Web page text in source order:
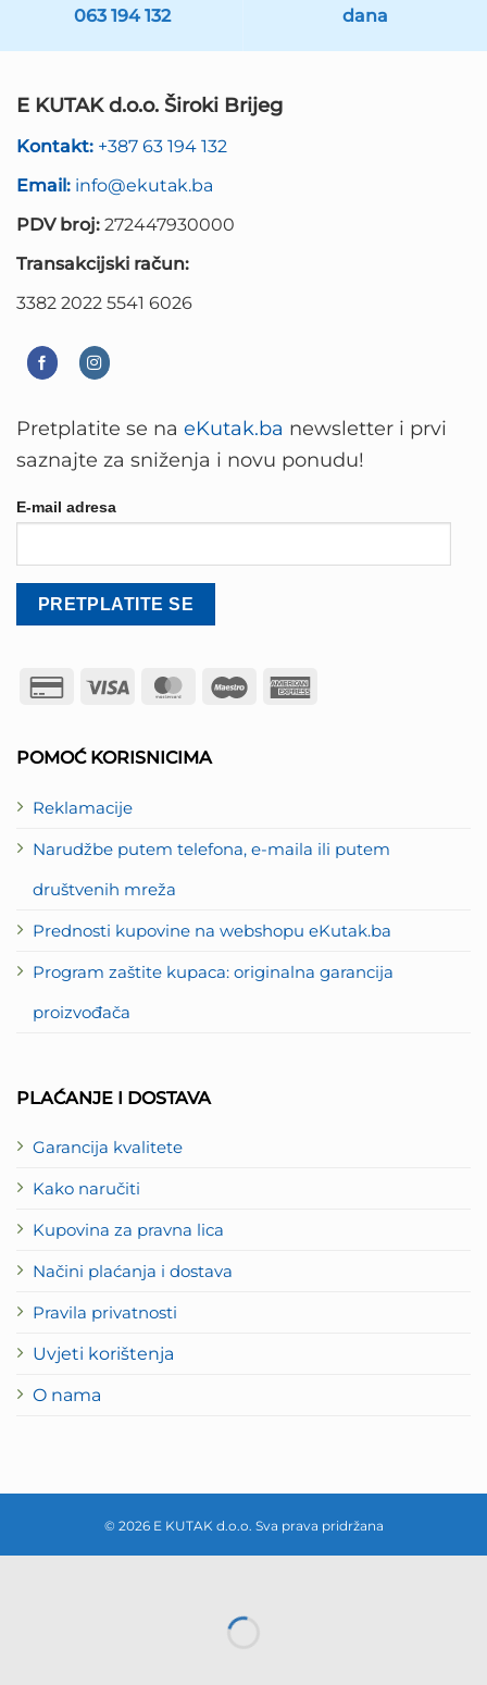
063 194 132
dana
E KUTAK d.o.o. Široki Brijeg
Kontakt: +387 63 194 132
Email: info@ekutak.ba
PDV broj: 272447930000
Transakcijski račun:
3382 2022 5541 6026
POMOĆ KORISNICIMA
Reklamacije
Narudžbe putem telefona, e-maila ili putem
društvenih mreža
Prednosti kupovine na webshopu eKutak.ba
Program zaštite kupaca: originalna garancija
proizvođača
PLAĆANJE I DOSTAVA
Garancija kvalitete
Kako naručiti
Kupovina za pravna lica
Načini plaćanja i dostava
Pravila privatnosti
Uvjeti korištenja
O nama
Pretplatite se na eKutak.ba newsletter i prvi
saznajte za sniženja i novu ponudu!
E-mail adresa
Credit
Visa MasterCard
Maestro
© 2026 E KUTAK d.o.o. Sva prava pridržana